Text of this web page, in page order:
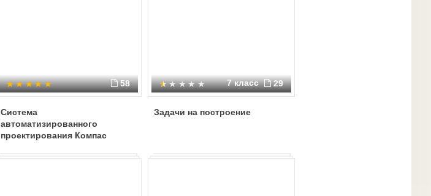
58
Система
автоматизированного
проектирования Компас
7 класс 29
Задачи на построение